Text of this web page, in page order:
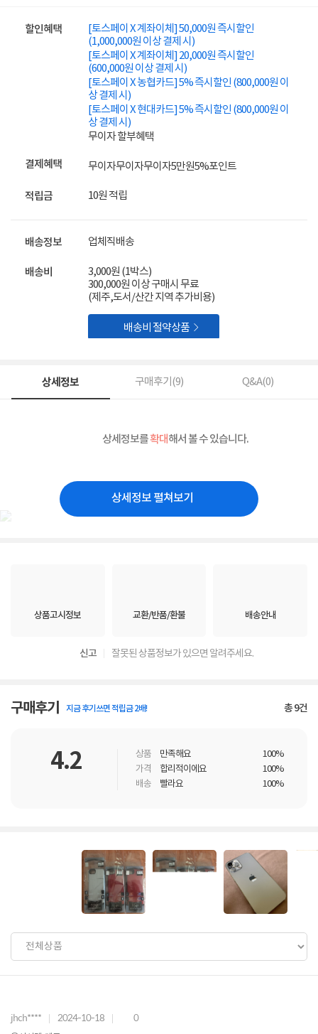
할인혜택
[토스페이 X 계좌이체] 50,000원 즉시할인
(1,000,000원 이상 결제 시)
[토스페이 X 계좌이체] 20,000원 즉시할인
(600,000원 이상 결제 시)
[토스페이 X 농협카드] 5% 즉시할인 (800,000원 이
상 결제 시)
[토스페이 X 현대카드] 5% 즉시할인 (800,000원 이
상 결제 시)
무이자 할부혜택
결제혜택 무이자무이자무이자5만원5%포인트
적립금 10원 적립
배송정보 업체직배송
배송비
3,000원 (1박스)
300,000원 이상 구매시 무료
(제주,도서/산간 지역 추가비용)
배송비 절약상품 
상세정보 구매후기(9) Q&A(0)
상세정보를확대해서 볼 수 있습니다.
상세정보 펼쳐보기
상품고시정보 교환/반품/환불 배송안내
신고 잘못된 상품정보가 있으면 알려주세요.
구매후기 지금 후기쓰면 적립금 2배! 총9건
4.2 상품 만족해요
100%
가격
합리적이에요
100%
배송
빨라요 100%
jhch**** 2024-10-18 0